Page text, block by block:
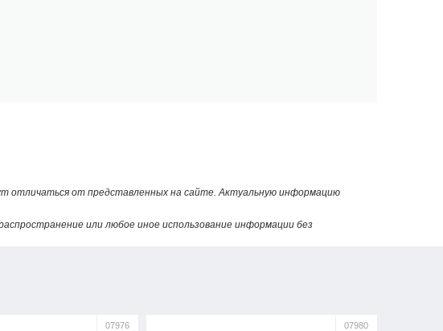
отличаться от представленных на сайте. Актуальную информацию
или любое иное использование информации без
07976 07980